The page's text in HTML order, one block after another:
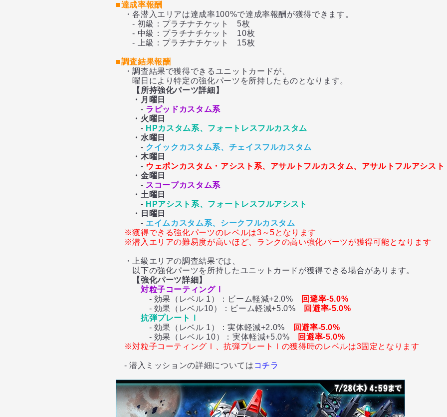
■達成率報酬
・各潜入エリアは達成率100%で達成率報酬が獲得できます。
- 初級：プラチナチケット 5枚
- 中級：プラチナチケット 10枚
- 上級：プラチナチケット 15枚
■調査結果報酬
・調査結果で獲得できるユニットカードが、
曜日により特定の強化パーツを所持したものとなります。
【所持強化パーツ詳細】
・月曜日
- ラピッドカスタム系
・火曜日
- HPカスタム系、フォートレスフルカスタム
・水曜日
- クイックカスタム系、チェイスフルカスタム
・木曜日
- ウェポンカスタム・アシスト系、アサルトフルカスタム、アサルトフルアシスト
・金曜日
- スコープカスタム系
・土曜日
- HPアシスト系、フォートレスフルアシスト
・日曜日
- エイムカスタム系、シークフルカスタム
※獲得できる強化パーツのレベルは3～5となります
※潜入エリアの難易度が高いほど、 ランクの高い強化パーツが獲得可能となります
・上級エリアの調査結果では、
以下の強化パーツを所持したユニットカードが獲得できる場合があります。
【強化パーツ詳細】
対粒子コーティングⅠ
- 効果（レベル 1）：ビーム軽減+2.0%
回避率-5.0%
- 効果（レベル10）：ビーム軽減+5.0%
回避率-5.0%
抗弾プレートⅠ
- 効果（レベル 1）：実体軽減+2.0%
回避率-5.0%
- 効果（レベル 10）：実体軽減+5.0%
回避率-5.0%
※対粒子コーティングⅠ、抗弾プレートⅠの獲得時のレベルは3固定となります
- 潜入ミッションの詳細については コチラ